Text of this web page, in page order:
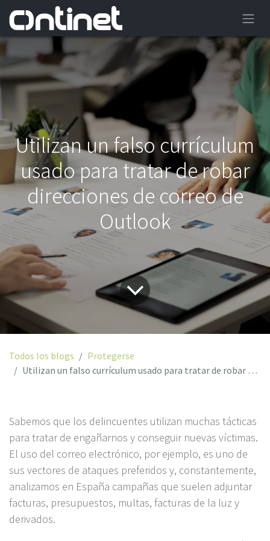
Utilizan un falso currículum
usado para tratar de robar
direcciones de correo de
Outlook
Todos los blogs
Protegerse
Utilizan un falso currículum usado para tratar de robar direcciones de correo de Outlook
Sabemos que los delincuentes utilizan muchas tácticas
para tratar de engañarnos y conseguir nuevas víctimas.
El uso del correo electrónico, por ejemplo, es uno de
sus vectores de ataques preferidos y, constantemente,
analizamos en España campañas que suelen adjuntar
facturas, presupuestos, multas, facturas de la luz y
derivados.